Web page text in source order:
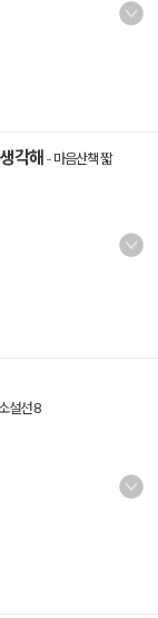
각해- 마음산책 짧
설선 8